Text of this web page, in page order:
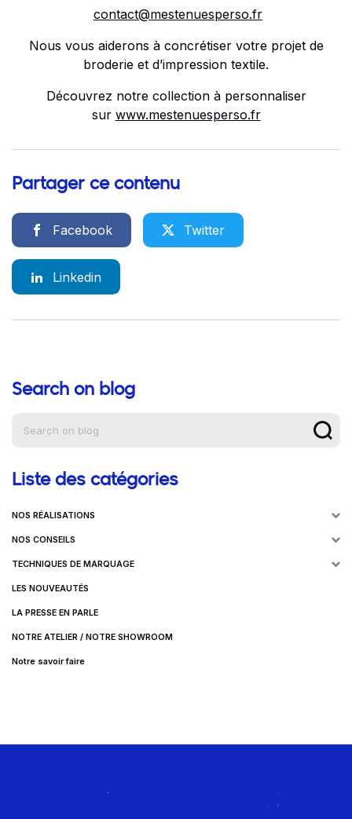
contact@mestenuesperso.fr
Nous vous aiderons à concrétiser votre projet de
broderie et d’impression textile.
Découvrez notre collection à personnaliser
sur www.mestenuesperso.fr
Partager ce contenu
Facebook Twitter
Linkedin
Aide à la navigation
Search on blog
Liste des catégories
NOS RÉALISATIONS
NOS CONSEILS
TECHNIQUES DE MARQUAGE
LES NOUVEAUTÉS
LA PRESSE EN PARLE
NOTRE ATELIER / NOTRE SHOWROOM
Notre savoir faire
Rejoignez le Club